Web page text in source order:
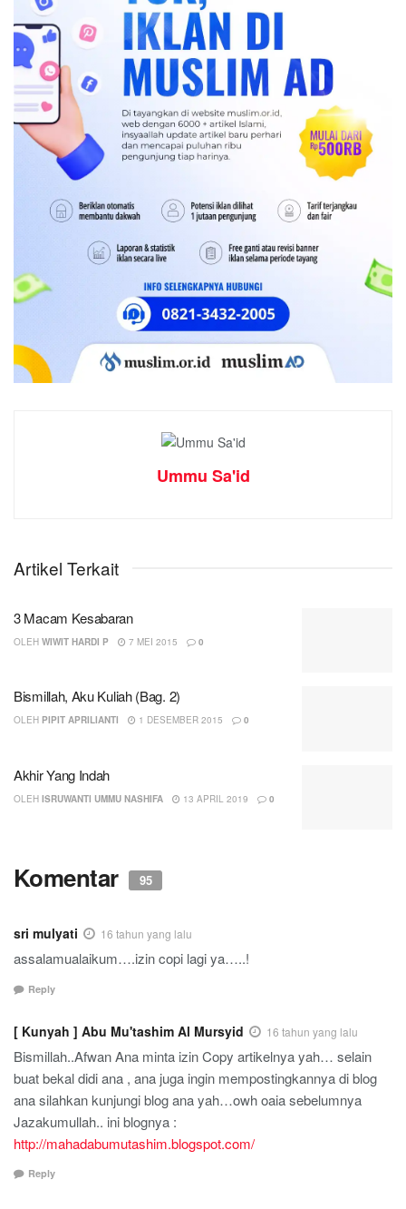
Ummu Sa'id
Artikel Terkait
3 Macam Kesabaran
OLEH WIWIT HARDI P 7 MEI 2015 0
Bismillah, Aku Kuliah (Bag. 2)
OLEH PIPIT APRILIANTI 1 DESEMBER 2015 0
Akhir Yang Indah
OLEH ISRUWANTI UMMU NASHIFA 13 APRIL 2019 0
Komentar 95
sri mulyati 16 tahun yang lalu
assalamualaikum….izin copi lagi ya…..!
Reply
[ Kunyah ] Abu Mu'tashim Al Mursyid 16 tahun yang lalu
Bismillah..Afwan Ana minta izin Copy artikelnya yah… selain
buat bekal didi ana , ana juga ingin mempostingkannya di blog
ana silahkan kunjungi blog ana yah…owh oaia sebelumnya
Jazakumullah.. ini blognya :
http://mahadabumutashim.blogspot.com/
Reply